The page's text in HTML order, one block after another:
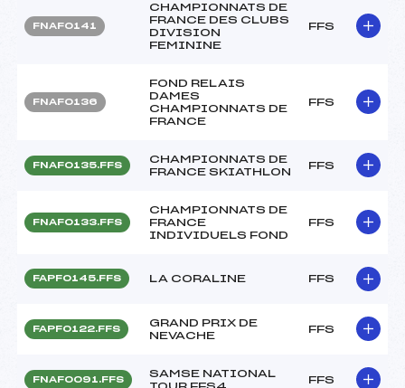
FNAF0141
CHAMPIONNATS DE
FRANCE DES CLUBS
DIVISION
FEMININE
FFS
FNAF0136
FOND RELAIS
DAMES
CHAMPIONNATS DE
FRANCE
FFS
FNAF0135.FFS
CHAMPIONNATS DE
FRANCE SKIATHLON
FFS
FNAF0133.FFS
CHAMPIONNATS DE
FRANCE
INDIVIDUELS FOND
FFS
FAPF0145.FFS LA CORALINE FFS
FAPF0122.FFS
GRAND PRIX DE
NEVACHE
FFS
FNAF0091.FFS
SAMSE NATIONAL
TOUR FFS4
FFS